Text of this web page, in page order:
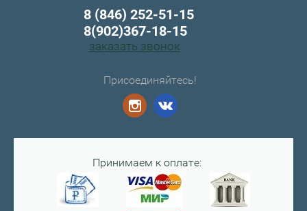
8 (846) 252-51-15
8(902)367-18-15
заказать звонок
Присоединяйтесь!
Принимаем к оплате: